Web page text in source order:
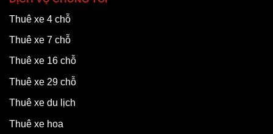
Thuê xe 4 chỗ
Thuê xe 7 chỗ
Thuê xe 16 chỗ
Thuê xe 29 chỗ
Thuê xe du lịch
Thuê xe hoa